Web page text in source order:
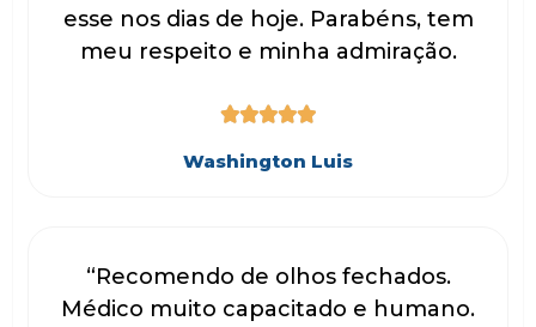
esse nos dias de hoje. Parabéns, tem
meu respeito e minha admiração.

Washington Luis
“Recomendo de olhos fechados.
Médico muito capacitado e humano.